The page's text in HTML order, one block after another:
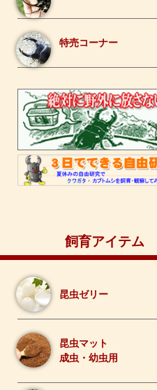
特売コーナー
飼育アイテム
昆虫ゼリー
昆虫マット
成虫・幼虫用